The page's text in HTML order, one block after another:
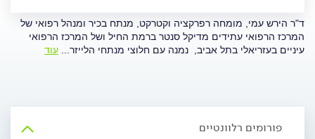
ד"ר הירש עמי, מומחה רפרקציה וקטרקט, מנתח בכיר ומנהל רפואי של
המרכז הרפואי עתידים מדיקל סנטר ברמת החיל ושל המרכז הרפואי
עיניים בעזריאלי בתל אביב, נמנה עם חלוצי מנתחי הלייזר
עוד
פורומים רלוונטיים